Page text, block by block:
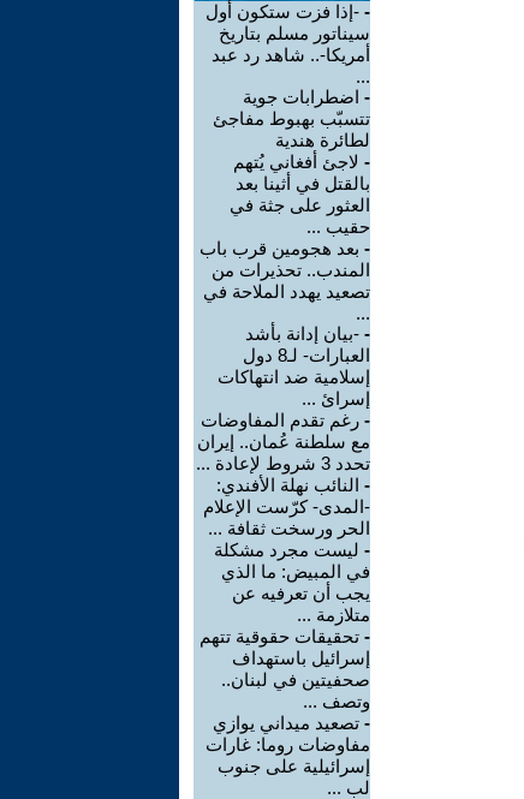
- -إذا فزت ستكون أول
سيناتور مسلم بتاريخ
أمريكا-.. شاهد رد عبد
...
- اضطرابات جوية
تتسبّب بهبوط مفاجئ
لطائرة هندية
- لاجئ أفغاني يُتهم
بالقتل في أثينا بعد
العثور على جثة في
حقيب ...
- بعد هجومين قرب باب
المندب.. تحذيرات من
تصعيد يهدد الملاحة في
...
- -بيان إدانة بأشد
العبارات- لـ8 دول
إسلامية ضد انتهاكات
إسرائ ...
- رغم تقدم المفاوضات
مع سلطنة عُمان.. إيران
تحدد 3 شروط لإعادة ...
- النائب نهلة الأفندي:
-المدى- كرّست الإعلام
الحر ورسخت ثقافة ...
- ليست مجرد مشكلة
في المبيض: ما الذي
يجب أن تعرفيه عن
متلازمة ...
- تحقيقات حقوقية تتهم
إسرائيل باستهداف
صحفيتين في لبنان..
وتصف ...
- تصعيد ميداني يوازي
مفاوضات روما: غارات
إسرائيلية على جنوب
لب ...